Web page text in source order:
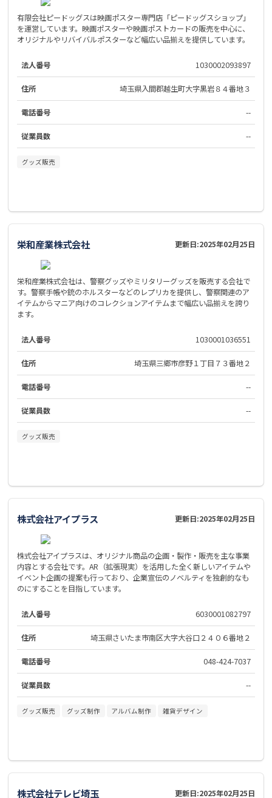
有限会社ピードッグスは映画ポスター専門店「ピードッグスショップ」
を運営しています。映画ポスターや映画ポストカードの販売を中心に、
オリジナルやリバイバルポスターなど幅広い品揃えを提供しています。
法人番号 1030002093897
住所 埼玉県入間郡越生町大字黒岩８４番地３
電話番号 --
従業員数 --
グッズ販売
栄和産業株式会社 更新日:2025年02月25日
栄和産業株式会社は、警察グッズやミリタリーグッズを販売する会社で
す。警察手帳や銃のホルスターなどのレプリカを提供し、警察関連のア
イテムからマニア向けのコレクションアイテムまで幅広い品揃えを誇り
ます。
法人番号 1030001036551
住所 埼玉県三郷市彦野１丁目７３番地２
電話番号 --
従業員数 --
グッズ販売
株式会社アイプラス 更新日:2025年02月25日
株式会社アイプラスは、オリジナル商品の企画・製作・販売を主な事業
内容とする会社です。AR（拡張現実）を活用した全く新しいアイテムや
イベント企画の提案も行っており、企業宣伝のノベルティを独創的なも
のにすることを目指しています。
法人番号 6030001082797
住所 埼玉県さいたま市南区大字大谷口２４０６番地２
電話番号 048-424-7037
従業員数 --
グッズ販売 グッズ制作 アルバム制作 雑貨デザイン
株式会社テレビ埼玉 更新日:2025年02月25日